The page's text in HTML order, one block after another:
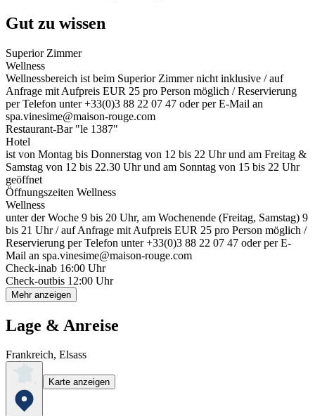
Gut zu wissen
Superior Zimmer
Wellness
Wellnessbereich ist beim Superior Zimmer nicht inklusive / auf
Anfrage mit Aufpreis EUR 25 pro Person möglich / Reservierung
per Telefon unter +33(0)3 88 22 07 47 oder per E-Mail an
spa.vinesime@maison-rouge.com
Restaurant-Bar "le 1387"
Hotel
ist von Montag bis Donnerstag von 12 bis 22 Uhr und am Freitag &
Samstag von 12 bis 22.30 Uhr und am Sonntag von 15 bis 22 Uhr
geöffnet
Öffnungszeiten Wellness
Wellness
unter der Woche 9 bis 20 Uhr, am Wochenende (Freitag, Samstag) 9
bis 21 Uhr / auf Anfrage mit Aufpreis EUR 25 pro Person möglich /
Reservierung per Telefon unter +33(0)3 88 22 07 47 oder per E-
Mail an spa.vinesime@maison-rouge.com
Check-inab 16:00 Uhr
Check-outbis 12:00 Uhr
Mehr anzeigen
Lage & Anreise
Frankreich, Elsass
Karte anzeigen